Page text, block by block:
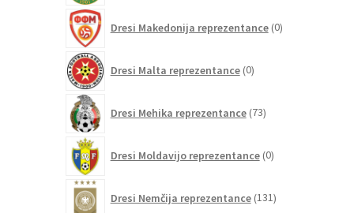
Dresi Makedonija reprezentance 0izdelkov
Dresi Malta reprezentance 0izdelkov
Dresi Mehika reprezentance 73izdelkov
Dresi Moldavijo reprezentance 0izdelkov
Dresi Nemčija reprezentance 131izdelkov